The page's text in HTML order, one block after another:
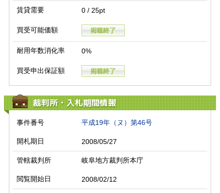
賃貸需要 0 / 25pt
買受可能価額
耐用年数消化率 0%
買受申出保証額
裁判所・入札期間情報
事件番号 平成19年（ヌ）第46号
開札期日 2008/05/27
管轄裁判所 岐阜地方裁判所本庁
閲覧開始日 2008/02/12